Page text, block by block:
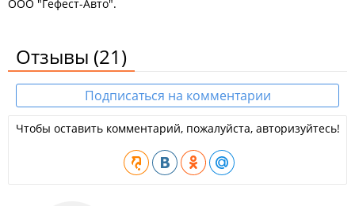
ООО "Гефест-Авто".
Отзывы (21)
Подписаться на комментарии
Чтобы оставить комментарий, пожалуйста, авторизуйтесь!